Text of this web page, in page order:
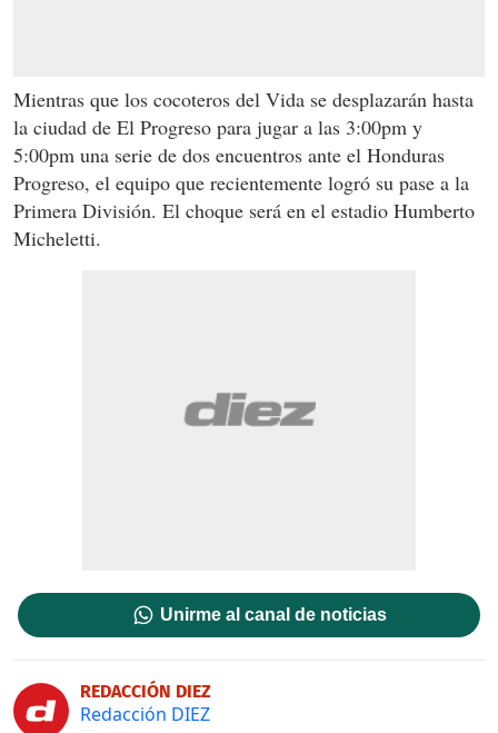
Mientras que los cocoteros del Vida se desplazarán hasta
la ciudad de El Progreso para jugar a las 3:00pm y
5:00pm una serie de dos encuentros ante el Honduras
Progreso, el equipo que recientemente logró su pase a la
Primera División. El choque será en el estadio Humberto
Micheletti.
Unirme al canal de noticias
REDACCIÓN DIEZ
Redacción DIEZ